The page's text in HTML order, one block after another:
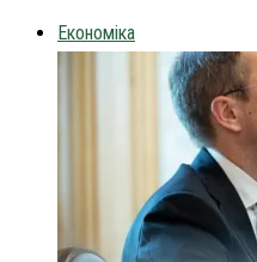
Економіка